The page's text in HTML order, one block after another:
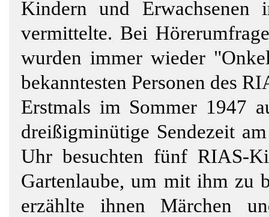
Kindern und Erwachsenen
vermittelte. Bei
wurden immer wieder
bekanntesten Personen des
Erstmals im Sommer 1947
dreißigminütige Sendezeit
Uhr besuchten fünf RIAS-
Gartenlaube, um mit ihm zu
erzählte ihnen Märchen